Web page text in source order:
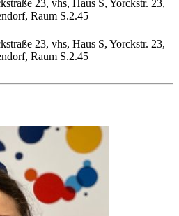
23, vhs, Haus S, Yorckstr. 23,
Raum S.2.45
23, vhs, Haus S, Yorckstr. 23,
Raum S.2.45